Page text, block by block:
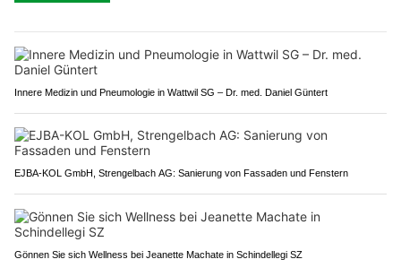
Innere Medizin und Pneumologie in Wattwil SG – Dr. med. Daniel Güntert
EJBA-KOL GmbH, Strengelbach AG: Sanierung von Fassaden und Fenstern
Gönnen Sie sich Wellness bei Jeanette Machate in Schindellegi SZ